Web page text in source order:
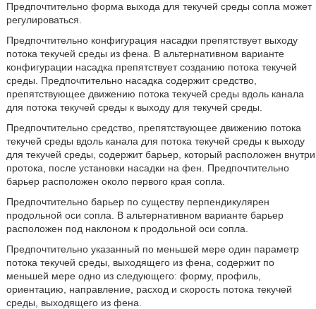
Предпочтительно форма выхода для текучей среды сопла может
регулироваться.
Предпочтительно конфигурация насадки препятствует выходу
потока текучей среды из фена. В альтернативном варианте
конфигурации насадка препятствует созданию потока текучей
среды. Предпочтительно насадка содержит средство,
препятствующее движению потока текучей среды вдоль канала
для потока текучей среды к выходу для текучей среды.
Предпочтительно средство, препятствующее движению потока
текучей среды вдоль канала для потока текучей среды к выходу
для текучей среды, содержит барьер, который расположен внутри
протока, после установки насадки на фен. Предпочтительно
барьер расположен около первого края сопла.
Предпочтительно барьер по существу перпендикулярен
продольной оси сопла. В альтернативном варианте барьер
расположен под наклоном к продольной оси сопла.
Предпочтительно указанный по меньшей мере один параметр
потока текучей среды, выходящего из фена, содержит по
меньшей мере одно из следующего: форму, профиль,
ориентацию, направление, расход и скорость потока текучей
среды, выходящего из фена.